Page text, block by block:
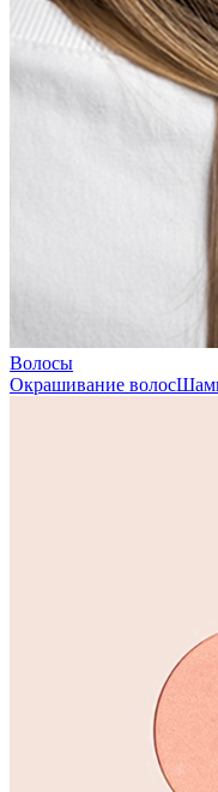
Волосы
Окрашивание волос